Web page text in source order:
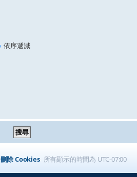
依序遞減
所有顯示的時間為 UTC-07:00
刪除 Cookies